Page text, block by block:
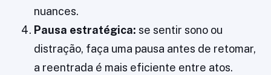
nuances.
Pausa estratégica: se sentir sono ou
distração, faça uma pausa antes de retomar,
a reentrada é mais eficiente entre atos.